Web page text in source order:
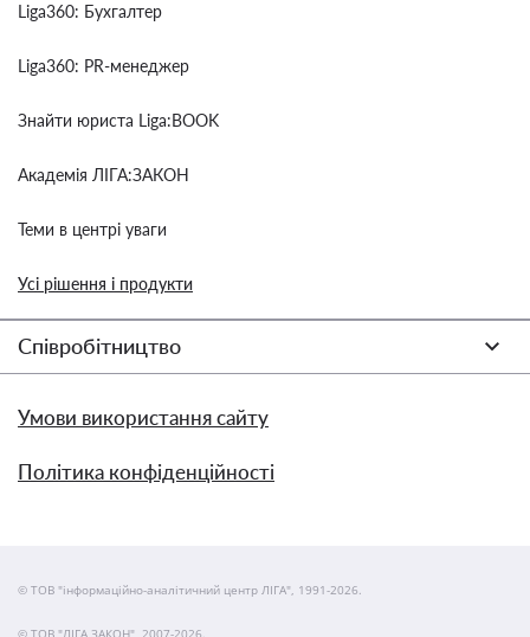
Liga360: Бухгалтер
Liga360: PR-менеджер
Знайти юриста Liga:BOOK
Академія ЛІГА:ЗАКОН
Теми в центрі уваги
Усі рішення і продукти
Співробітництво
Умови використання сайту
Політика конфіденційності
© ТОВ "інформаційно-аналітичний центр ЛІГА", 1991-2026.
© ТОВ "ЛІГА ЗАКОН", 2007-2026.